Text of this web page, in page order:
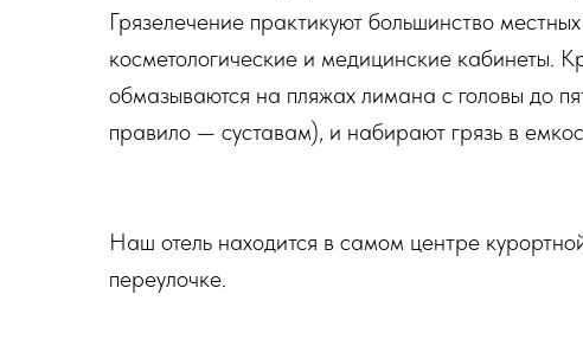
Грязелечение практикуют большинство
косметологические и медицинские кабинеты.
обмазываются на пляжах лимана с головы до
правило — суставам), и набирают грязь в
Наш отель находится в самом центре
переулочке.